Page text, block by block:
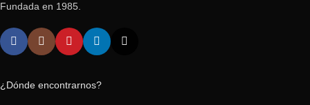
Fundada en 1985.
¿Dónde encontrarnos?